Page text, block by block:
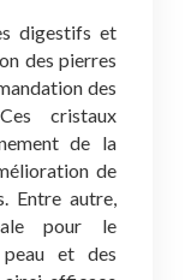
digestifs et
des pierres
des
cristaux
de la
de
Entre autre,
pour le
et des